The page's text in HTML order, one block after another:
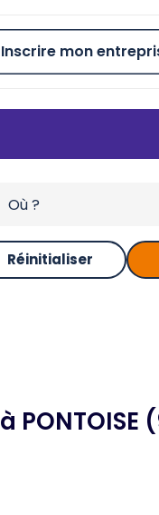
Inscrire mon
Réinitialiser
à PONTOISE